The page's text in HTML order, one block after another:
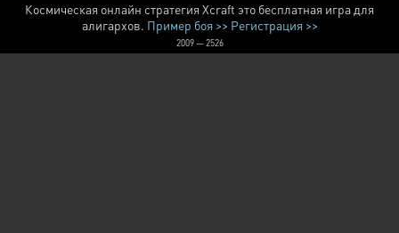
Космическая онлайн стратегия Xcraft это бесплатная игра для
алигархов. Пример боя >> Регистрация >>
2009 — 2526